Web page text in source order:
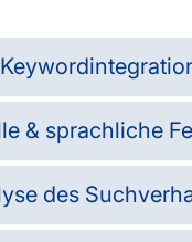
& sprachliche
des